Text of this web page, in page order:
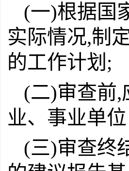
(一)根据国
实际情况,制
的工作计划;
(二)审查前,
业、事业单位
(三)审查终